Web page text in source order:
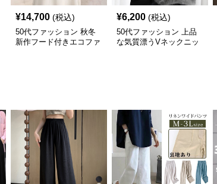
¥14,700 (税込)
50代ファッション 秋冬
新作フード付きエコファ
¥6,200 (税込)
50代ファッション 上品
な気質漂うVネックニッ